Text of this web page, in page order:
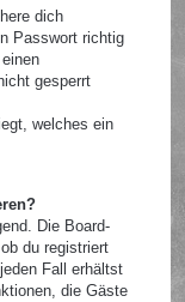
dich
Passwort richtig
gesperrt
welches ein
Die Board-
du registriert
Fall erhältst
die Gäste